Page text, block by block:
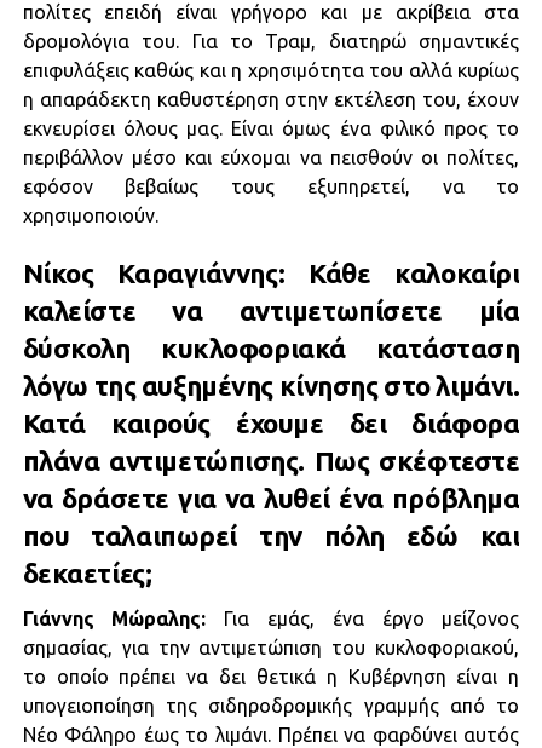
πολίτες επειδή είναι γρήγορο και με ακρίβεια στα
δρομολόγια του. Για το Τραμ, διατηρώ σημαντικές
επιφυλάξεις καθώς και η χρησιμότητα του αλλά κυρίως
η απαράδεκτη καθυστέρηση στην εκτέλεση του, έχουν
εκνευρίσει όλους μας. Είναι όμως ένα φιλικό προς το
περιβάλλον μέσο και εύχομαι να πεισθούν οι πολίτες,
εφόσον βεβαίως τους εξυπηρετεί, να το
χρησιμοποιούν.
Νίκος Καραγιάννης: Κάθε καλοκαίρι
καλείστε να αντιμετωπίσετε μία
δύσκολη κυκλοφοριακά κατάσταση
λόγω της αυξημένης κίνησης στο λιμάνι.
Κατά καιρούς έχουμε δει διάφορα
πλάνα αντιμετώπισης. Πως σκέφτεστε
να δράσετε για να λυθεί ένα πρόβλημα
που ταλαιπωρεί την πόλη εδώ και
δεκαετίες;
Γιάννης Μώραλης: Για εμάς, ένα έργο μείζονος
σημασίας, για την αντιμετώπιση του κυκλοφοριακού,
το οποίο πρέπει να δει θετικά η Κυβέρνηση είναι η
υπογειοποίηση της σιδηροδρομικής γραμμής από το
Νέο Φάληρο έως το λιμάνι. Πρέπει να φαρδύνει αυτός